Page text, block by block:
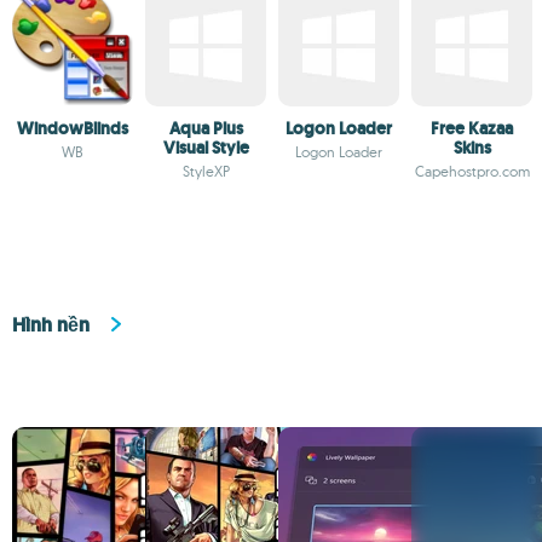
WindowBlinds
WB
Aqua Plus
Visual Style
StyleXP
Logon Loader
Logon Loader
Free Kazaa
Skins
Capehostpro.com
Hình nền